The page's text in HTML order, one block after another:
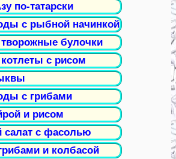
по-татарски
с рыбной начинкой
булочки
с рисом
с грибами
и рисом
с фасолью
и колбасой